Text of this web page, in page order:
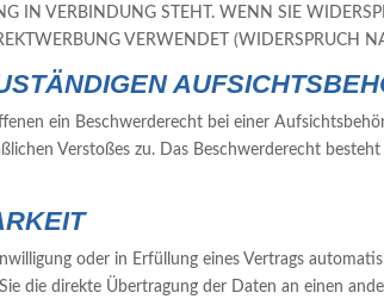
IN VERBINDUNG STEHT. WENN SIE
VERWENDET (WIDERSPRUCH
ein Beschwerderecht bei einer
Verstoßes zu. Das Beschwerderecht
oder in Erfüllung eines Vertrags
die direkte Übertragung der Daten an einen